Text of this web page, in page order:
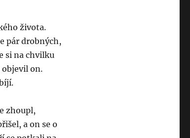
života.
pár drobných,
si na chvilku
objevil on.
zhoupl,
a on se o